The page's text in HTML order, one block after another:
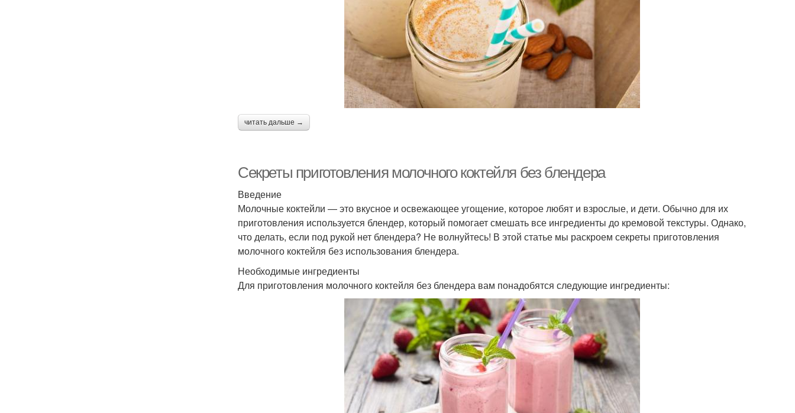
читать дальше →
Секреты приготовления молочного коктейля без блендера
Введение
Молочные коктейли — это вкусное и освежающее угощение, которое любят и взрослые, и дети. Обычно для их
приготовления используется блендер, который помогает смешать все ингредиенты до кремовой текстуры. Однако,
что делать, если под рукой нет блендера? Не волнуйтесь! В этой статье мы раскроем секреты приготовления
молочного коктейля без использования блендера.
Необходимые ингредиенты
Для приготовления молочного коктейля без блендера вам понадобятся следующие ингредиенты: